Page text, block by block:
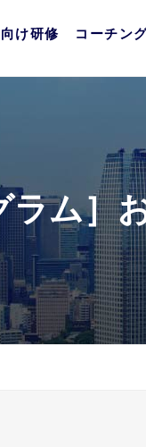
け研修 コーチン
ム］